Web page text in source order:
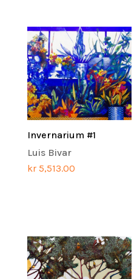
Invernarium #1
Luis Bivar
kr5,513.00